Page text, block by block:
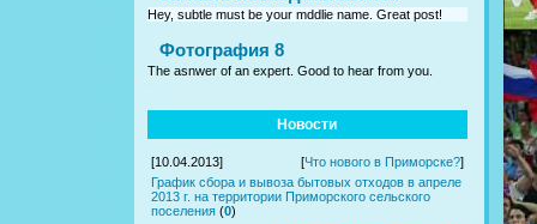
Hey, subtle must be your mddlie name. Great post!
Фотография 8
The asnwer of an expert. Good to hear from you.
Новости
[10.04.2013] [Что нового в Приморске?]
График сбора и вывоза бытовых отходов в апреле
2013 г. на территории Приморского сельского
поселения (0)